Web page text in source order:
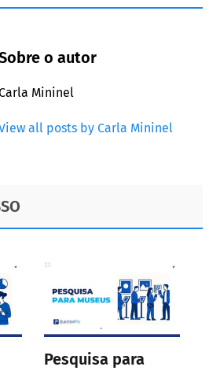
o autor
Mininel
all posts by Carla Mininel
Pesquisa para